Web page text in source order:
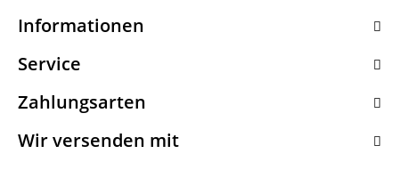
Informationen
Service
Zahlungsarten
Wir versenden mit